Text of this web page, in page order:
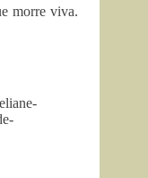
morre viva.